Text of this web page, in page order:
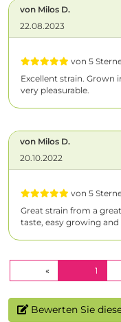
von Milos D.
22.08.2023
von 5
Excellent strain. Grown
very pleasurable.
von Milos D.
20.10.2022
von 5
Great strain from a
taste, easy growing
« 1
Bewerten Sie